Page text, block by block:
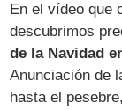
En el vídeo que
descubrimos
de la Navidad
Anunciación de
hasta el